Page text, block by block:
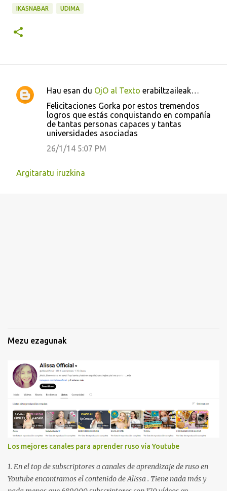
IKASNABAR UDIMA
I
i
Hau esan du OjO al Texto erabiltzaileak…
Felicitaciones Gorka por estos tremendos
logros que estás conquistando en compañía
de tantas personas capaces y tantas
universidades asociadas
26/1/14 5:07 PM
Argitaratu iruzkina
Mezu ezagunak
Los mejores canales para aprender ruso vía Youtube
1. En el top de subscriptores a canales de aprendizaje de ruso en
Youtube encontramos el contenido de Alissa . Tiene nada más y